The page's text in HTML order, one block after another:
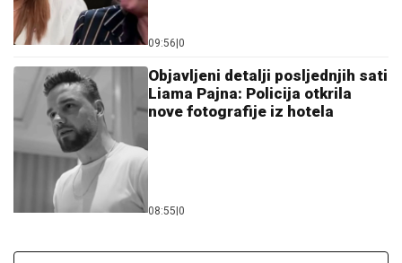
09:56 0
Objavljeni detalji posljednjih sati
Liama Pajna: Policija otkrila
nove fotografije iz hotela
08:55 0